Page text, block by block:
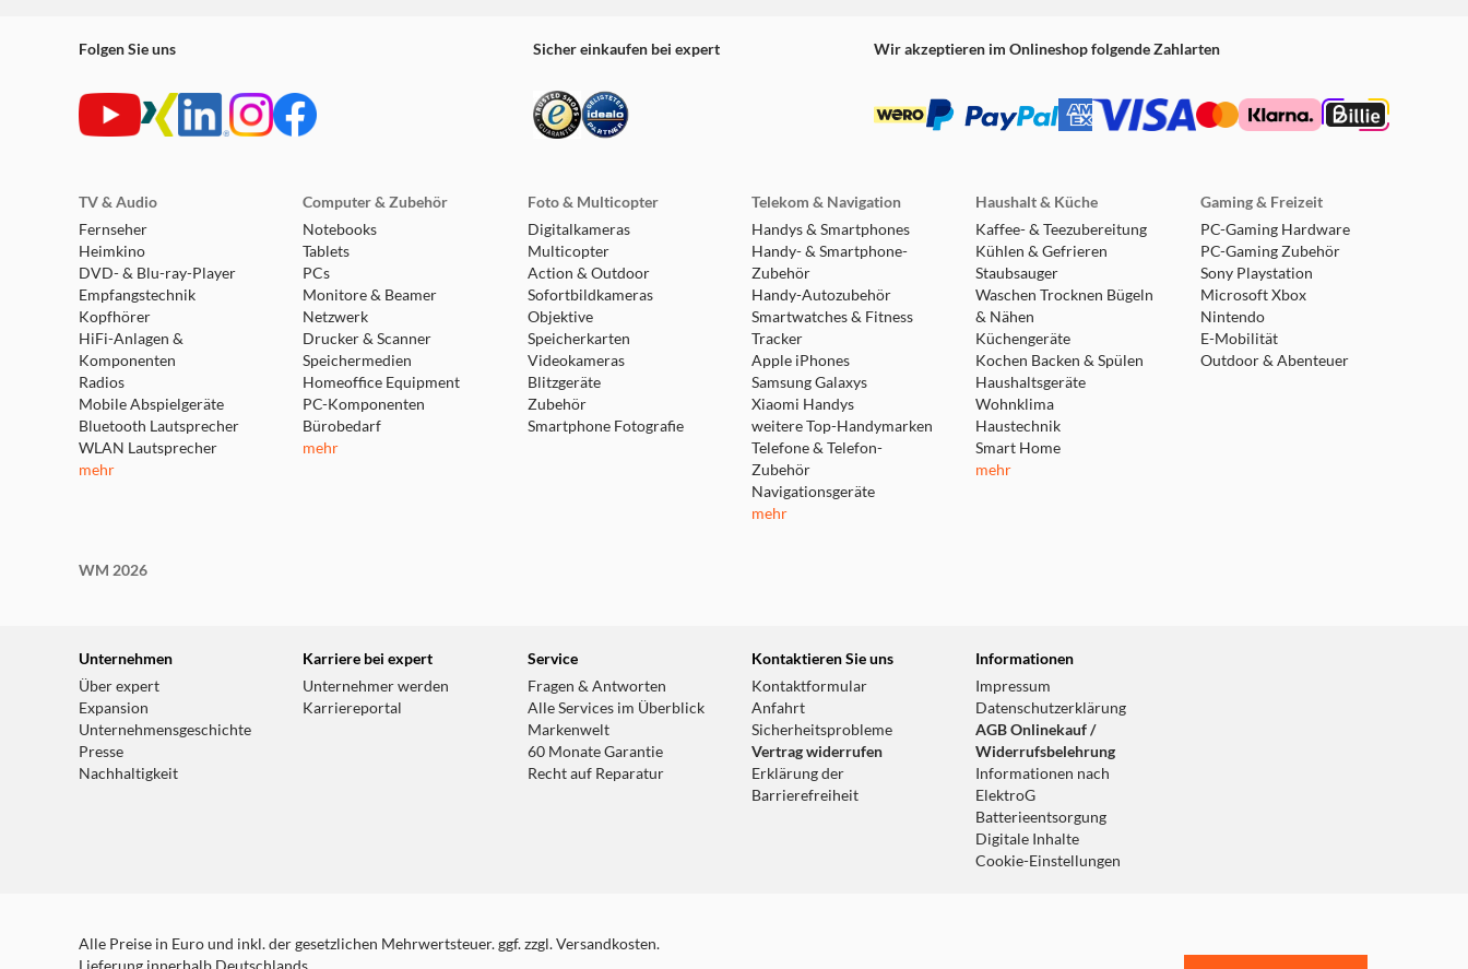
Folgen Sie uns Sicher einkaufen bei expert Wir akzeptieren im Onlineshop folgende Zahlarten
TV & Audio
Fernseher
Heimkino
DVD- & Blu-ray-Player
Empfangstechnik
Kopfhörer
HiFi-Anlagen &
Komponenten
Radios
Mobile Abspielgeräte
Bluetooth Lautsprecher
WLAN Lautsprecher
mehr
Computer & Zubehör
Notebooks
Tablets
PCs
Monitore & Beamer
Netzwerk
Drucker & Scanner
Speichermedien
Homeoffice Equipment
PC-Komponenten
Bürobedarf
mehr
Foto & Multicopter
Digitalkameras
Multicopter
Action & Outdoor
Sofortbildkameras
Objektive
Speicherkarten
Videokameras
Blitzgeräte
Zubehör
Smartphone Fotografie
Telekom & Navigation
Handys & Smartphones
Handy- & Smartphone-
Zubehör
Handy-Autozubehör
Smartwatches & Fitness
Tracker
Apple iPhones
Samsung Galaxys
Xiaomi Handys
weitere Top-Handymarken
Telefone & Telefon-
Zubehör
Navigationsgeräte
mehr
Haushalt & Küche
Kaffee- & Teezubereitung
Kühlen & Gefrieren
Staubsauger
Waschen Trocknen Bügeln
& Nähen
Küchengeräte
Kochen Backen & Spülen
Haushaltsgeräte
Wohnklima
Haustechnik
Smart Home
mehr
Gaming & Freizeit
PC-Gaming Hardware
PC-Gaming Zubehör
Sony Playstation
Microsoft Xbox
Nintendo
E-Mobilität
Outdoor & Abenteuer
WM 2026
Unternehmen
Über expert
Expansion
Unternehmensgeschichte
Presse
Nachhaltigkeit
Karriere bei expert
Unternehmer werden
Karriereportal
Service
Fragen & Antworten
Alle Services im Überblick
Markenwelt
60 Monate Garantie
Recht auf Reparatur
Kontaktieren Sie uns
Kontaktformular
Anfahrt
Sicherheitsprobleme
Vertrag widerrufen
Erklärung der
Barrierefreiheit
Informationen
Impressum
Datenschutzerklärung
AGB Onlinekauf /
Widerrufsbelehrung
Informationen nach
ElektroG
Batterieentsorgung
Digitale Inhalte
Cookie-Einstellungen
Alle Preise in Euro und inkl. der gesetzlichen Mehrwertsteuer. ggf. zzgl. Versandkosten.
Lieferung innerhalb Deutschlands.